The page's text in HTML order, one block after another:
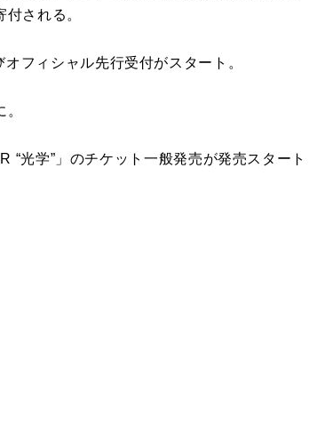
される。
フィシャル先行受付がスタート。
光学”」のチケット一般発売が発売スタート